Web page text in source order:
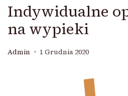
Indywidualne
na wypieki
Admin 1 Grudnia 2020